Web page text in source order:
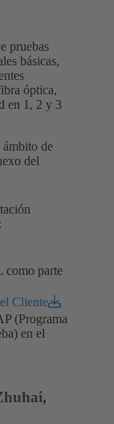
pruebas
básicas,
óptica,
en 1, 2 y 3
ámbito de
del
como parte
Cliente
(Programa
en el